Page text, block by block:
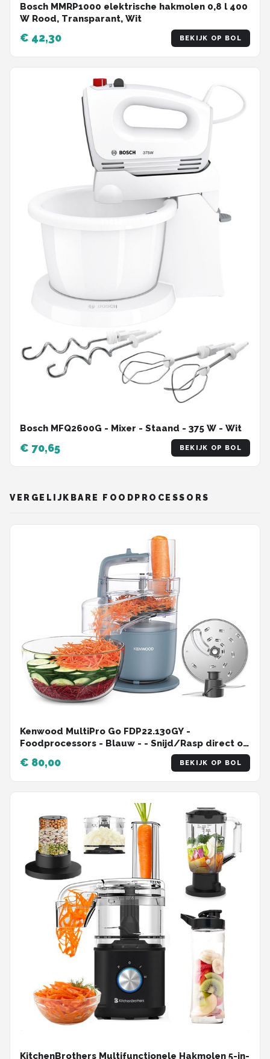
Bosch MMRP1000 elektrische hakmolen 0,8 l 400
W Rood, Transparant, Wit
€ 42,30 BEKIJK OP BOL
Bosch MFQ2600G - Mixer - Staand - 375 W - Wit
€ 70,65 BEKIJK OP BOL
VERGELIJKBARE FOODPROCESSORS
Kenwood MultiPro Go FDP22.130GY -
Foodprocessors - Blauw - - Snijd/Rasp direct op
je bord - Opbergen in je keukenlade - Veelzijdig:
hakken, snijden, raspen - Vaatwasser bestendige
accessoires - [onderdeel GO collectie]
€ 80,00 BEKIJK OP BOL
KitchenBrothers Multifunctionele Hakmolen 5-in-